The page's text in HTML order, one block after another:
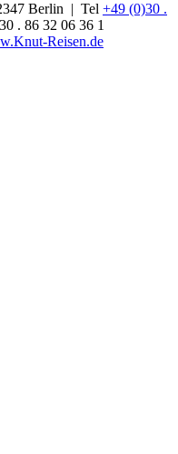
Berlin | Tel +49 (0)30 .
. 86 32 06 36 1
Reisen.de